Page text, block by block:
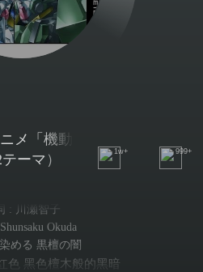
メ「機動
ーマ）
1w+ 999+
: 川瀬智子
Okuda
める 黒檀の闇
色 黑色檀木般的黑暗